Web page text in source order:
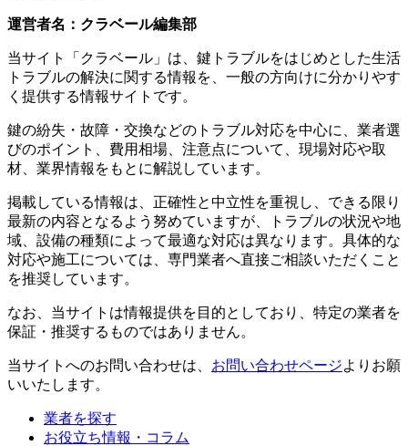
運営者名：クラベール編集部
当サイト「クラベール」は、鍵トラブルをはじめとした生活
トラブルの解決に関する情報を、一般の方向けに分かりやす
く提供する情報サイトです。
鍵の紛失・故障・交換などのトラブル対応を中心に、業者選
びのポイント、費用相場、注意点について、現場対応や取
材、業界情報をもとに解説しています。
掲載している情報は、正確性と中立性を重視し、できる限り
最新の内容となるよう努めていますが、トラブルの状況や地
域、設備の種類によって最適な対応は異なります。具体的な
対応や施工については、専門業者へ直接ご相談いただくこと
を推奨しています。
なお、当サイトは情報提供を目的としており、特定の業者を
保証・推奨するものではありません。
当サイトへのお問い合わせは、 お問い合わせページよりお願
いいたします。
業者を探す
お役立ち情報・コラム